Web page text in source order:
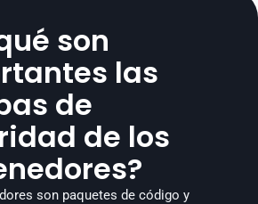
son
las
de
de los
son paquetes de código y